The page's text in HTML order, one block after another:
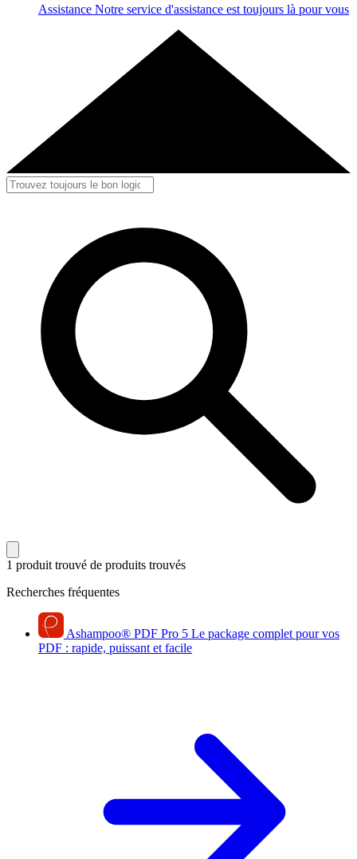
Assistance Notre service d'assistance est toujours là pour vous
1 produit trouvé de produits trouvés
Recherches fréquentes
Ashampoo® PDF Pro 5 Le package complet pour vos
PDF : rapide, puissant et facile